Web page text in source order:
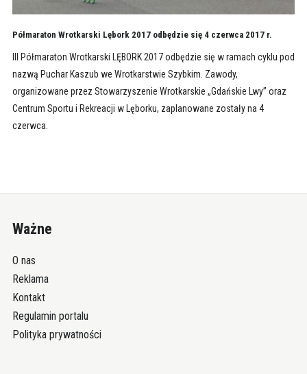
Półmaraton Wrotkarski Lębork 2017 odbędzie się 4 czerwca 2017 r.
III Półmaraton Wrotkarski LĘBORK 2017 odbędzie się w ramach cyklu pod
nazwą Puchar Kaszub we Wrotkarstwie Szybkim. Zawody,
organizowane przez Stowarzyszenie Wrotkarskie „Gdańskie Lwy” oraz
Centrum Sportu i Rekreacji w Lęborku, zaplanowane zostały na 4
czerwca.
Ważne
O nas
Reklama
Kontakt
Regulamin portalu
Polityka prywatności